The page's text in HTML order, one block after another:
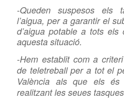
-Queden suspesos els
l’aigua, per a garantir el
d’aigua potable a tots els
aquesta situació.
-Hem establit com a
de teletreball per a tot el
València als que els és
realitzant les seues